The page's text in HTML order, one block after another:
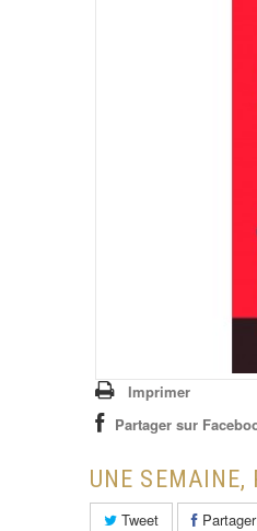
Imprimer
Partager sur
UNE SEMAINE,
Tweet Partager